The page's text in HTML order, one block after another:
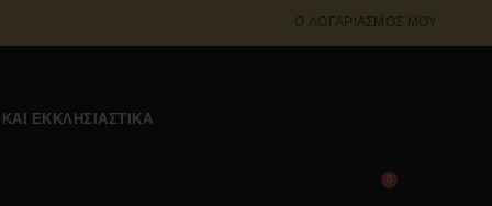
Ο ΛΟΓΑΡΙΑΣΜΌΣ ΜΟΥ
ΕΚΚΛΗΣΙΑΣΤΙΚΆ
0